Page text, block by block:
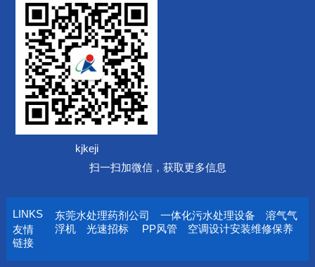
kjkeji
扫一扫加微信，获取更多信息
LINKS
友情
链接
东莞水处理药剂公司 一体化污水处理设备
溶气气
浮机
光速招标 PP风管 空调设计安装维修保养